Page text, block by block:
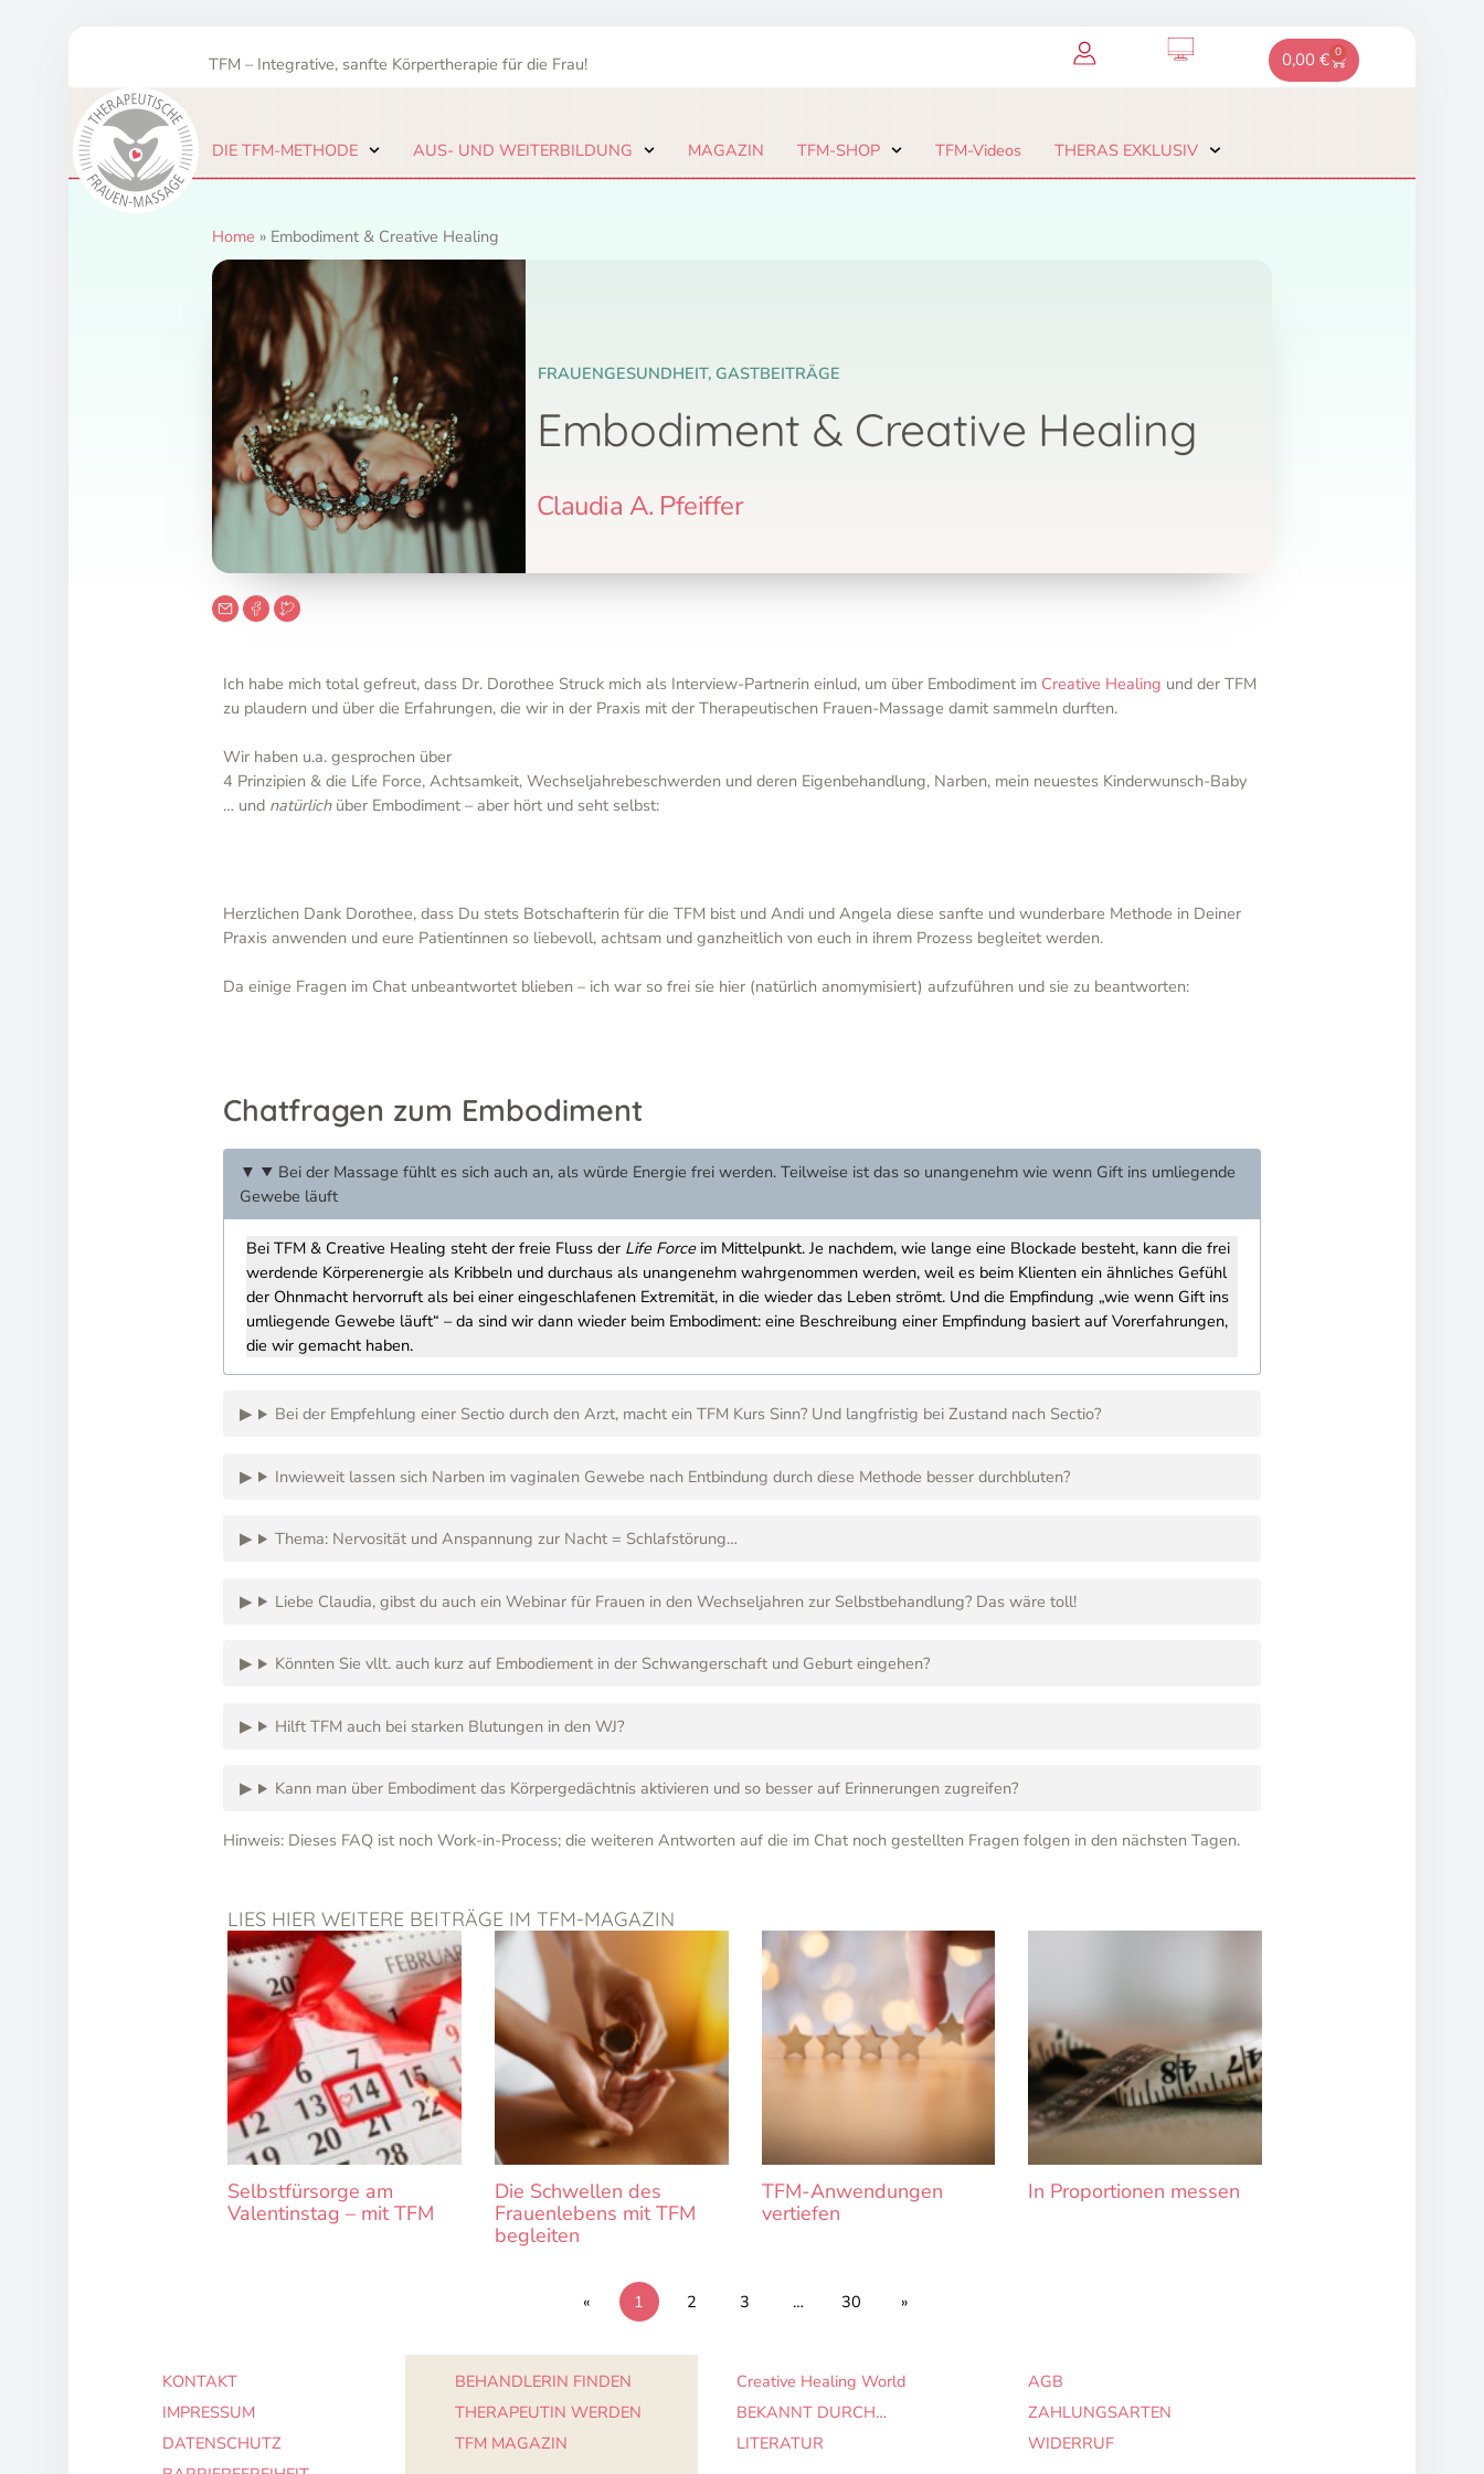
TFM – Integrative, sanfte Körpertherapie für die Frau! 0,00 € 0
Warenkorb
DIE TFM-METHODE AUS- UND WEITERBILDUNG MAGAZIN TFM-SHOP TFM-Videos THERAS EXKLUSIV
Home » Embodiment & Creative Healing
FRAUENGESUNDHEIT, GASTBEITRÄGE
Embodiment & Creative Healing
Claudia A. Pfeiffer
Ich habe mich total gefreut, dass Dr. Dorothee Struck mich als Interview-Partnerin einlud, um über Embodiment im Creative Healing und der TFM
zu plaudern und über die Erfahrungen, die wir in der Praxis mit der Therapeutischen Frauen-Massage damit sammeln durften.
Wir haben u.a. gesprochen über
4 Prinzipien & die Life Force, Achtsamkeit, Wechseljahrebeschwerden und deren Eigenbehandlung, Narben, mein neuestes Kinderwunsch-Baby
… und natürlichüber Embodiment – aber hört und seht selbst:
Herzlichen Dank Dorothee, dass Du stets Botschafterin für die TFM bist und Andi und Angela diese sanfte und wunderbare Methode in Deiner
Praxis anwenden und eure Patientinnen so liebevoll, achtsam und ganzheitlich von euch in ihrem Prozess begleitet werden.
Da einige Fragen im Chat unbeantwortet blieben – ich war so frei sie hier (natürlich anomymisiert) aufzuführen und sie zu beantworten:
Chatfragen zum Embodiment
Bei der Massage fühlt es sich auch an, als würde Energie frei werden. Teilweise ist das so unangenehm wie wenn Gift ins umliegende
Gewebe läuft
Bei TFM & Creative Healing steht der freie Fluss der Life Forceim Mittelpunkt. Je nachdem, wie lange eine Blockade besteht, kann die frei
werdende Körperenergie als Kribbeln und durchaus als unangenehm wahrgenommen werden, weil es beim Klienten ein ähnliches Gefühl
der Ohnmacht hervorruft als bei einer eingeschlafenen Extremität, in die wieder das Leben strömt. Und die Empfindung „wie wenn Gift ins
umliegende Gewebe läuft“ – da sind wir dann wieder beim Embodiment: eine Beschreibung einer Empfindung basiert auf Vorerfahrungen,
die wir gemacht haben.
Bei der Empfehlung einer Sectio durch den Arzt, macht ein TFM Kurs Sinn? Und langfristig bei Zustand nach Sectio?
Inwieweit lassen sich Narben im vaginalen Gewebe nach Entbindung durch diese Methode besser durchbluten?
Thema: Nervosität und Anspannung zur Nacht = Schlafstörung…
Liebe Claudia, gibst du auch ein Webinar für Frauen in den Wechseljahren zur Selbstbehandlung? Das wäre toll!
Könnten Sie vllt. auch kurz auf Embodiement in der Schwangerschaft und Geburt eingehen?
Hilft TFM auch bei starken Blutungen in den WJ?
Kann man über Embodiment das Körpergedächtnis aktivieren und so besser auf Erinnerungen zugreifen?
Hinweis: Dieses FAQ ist noch Work-in-Process; die weiteren Antworten auf die im Chat noch gestellten Fragen folgen in den nächsten Tagen.
LIES HIER WEITERE BEITRÄGE IM TFM-MAGAZIN
Selbstfürsorge am
Valentinstag – mit TFM
Die Schwellen des
Frauenlebens mit TFM
begleiten
TFM-Anwendungen
vertiefen
In Proportionen messen
« 1 2 3 … 30 »
KONTAKT
IMPRESSUM
DATENSCHUTZ
BEHANDLERIN FINDEN
THERAPEUTIN WERDEN
TFM MAGAZIN
Creative Healing World
BEKANNT DURCH…
LITERATUR
AGB
ZAHLUNGSARTEN
WIDERRUF